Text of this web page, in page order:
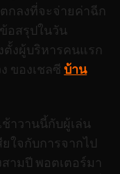
กลงที่จะจ่ายค่าฉีก
อสรุปในวัน
ตั้งผู้บริหารคนแรก
ของเชลซีบ้าน
าวานนี้กับผู้เล่น
ใจกับการจากไป
สามปี พอตเตอร์มา